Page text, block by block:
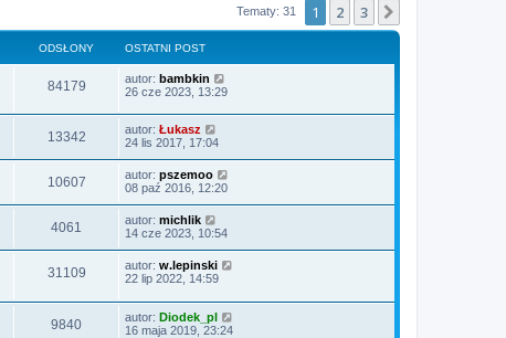
Tematy: 31 1 2 3
ODSŁONY OSTATNI POST
84179 autor: bambkin
26 cze 2023, 13:29
13342 autor: Łukasz
24 lis 2017, 17:04
10607 autor: pszemoo
08 paź 2016, 12:20
4061 autor: michlik
14 cze 2023, 10:54
31109 autor: w.lepinski
22 lip 2022, 14:59
9840 autor: Diodek_pl
16 maja 2019, 23:24